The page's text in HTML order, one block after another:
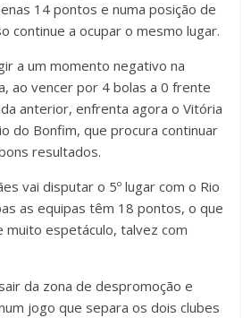
14 pontos e numa posição de
continue a ocupar o mesmo lugar.
a um momento negativo na
ao vencer por 4 bolas a 0 frente
anterior, enfrenta agora o Vitória
do Bonfim, que procura continuar
resultados.
vai disputar o 5º lugar com o Rio
as equipas têm 18 pontos, o que
espetáculo, talvez com
da zona de despromoção e
jogo que separa os dois clubes